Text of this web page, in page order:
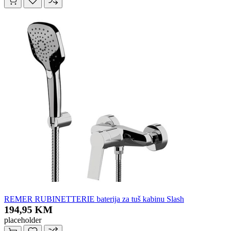
REMER RUBINETTERIE baterija za tuš kabinu Slash
194,95 KM
placeholder